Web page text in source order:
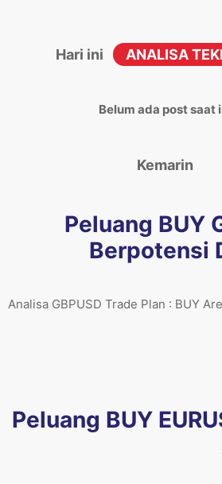
Hari ini ANALISA
Belum ada post saat
Kemarin
Peluang BUY
Berpotensi
Analisa GBPUSD Trade Plan : BUY
Peluang BUY